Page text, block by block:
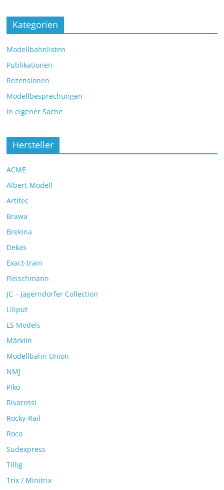
Kategorien
Modellbahnlisten
Publikationen
Rezensionen
Modellbesprechungen
In eigener Sache
Hersteller
ACME
Albert-Modell
Artitec
Brawa
Brekina
Dekas
Exact-train
Fleischmann
JC – Jägerndorfer Collection
Liliput
LS Models
Märklin
Modellbahn Union
NMJ
Piko
Rivarossi
Rocky-Rail
Roco
Sudexpress
Tillig
Trix / Minitrix